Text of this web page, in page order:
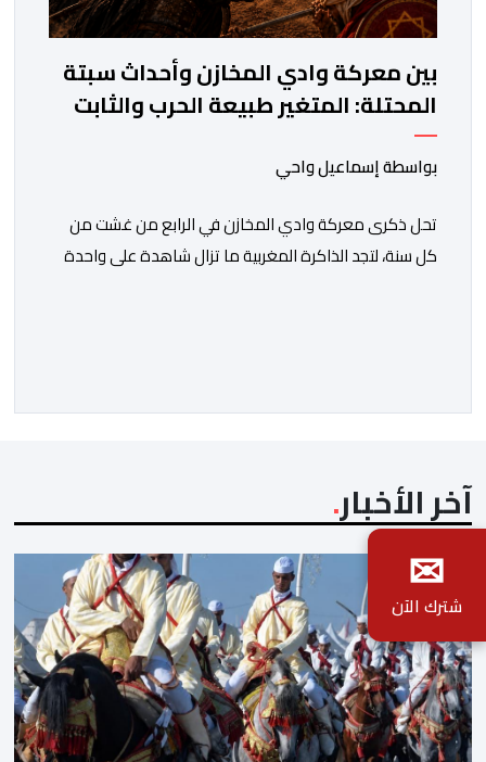
بين معركة وادي المخازن وأحداث سبتة
المحتلة: المتغير طبيعة الحرب والثابت
جدار الصد الوطني
بواسطة إسماعيل واحي
تحل ذكرى معركة وادي المخازن في الرابع من غشت من
كل سنة، لتجد الذاكرة المغربية ما تزال شاهدة على واحدة
آخر الأخبار
✉
شترك الآن